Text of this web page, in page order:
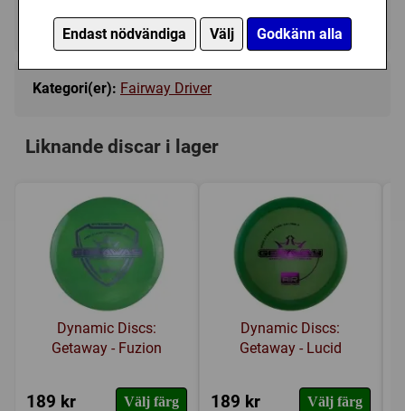
Endast nödvändiga Välj Godkänn alla
Ej tillgänglig
Kategori(er): Fairway Driver
Liknande discar i lager
Dynamic Discs:
Getaway - Fuzion
189 kr Välj färg
Dynamic Discs:
Getaway - Lucid
189 kr Välj färg